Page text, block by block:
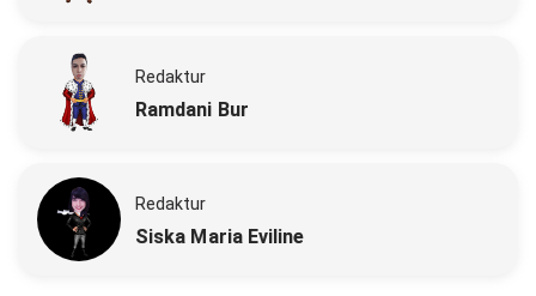
Redaktur
Ramdani Bur
Redaktur
Siska Maria Eviline